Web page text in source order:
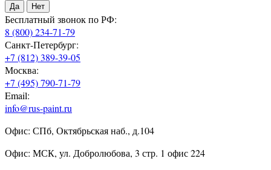
Да Нет
Бесплатный звонок по РФ:
8 (800) 234-71-79
Санкт-Петербург:
+7 (812) 389-39-05
Москва:
+7 (495) 790-71-79
Email:
info@rus-paint.ru
Офис: СПб, Октябрьская наб., д.104
Офис: МСК, ул. Добролюбова, 3 стр. 1 офис 224